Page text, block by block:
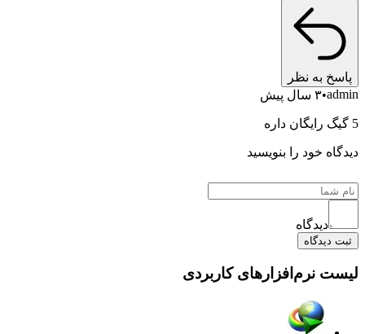
به نظر
۳ سال پیش
خود را بنویسید
دیدگاه
نرم‌افزارهای کاربردی